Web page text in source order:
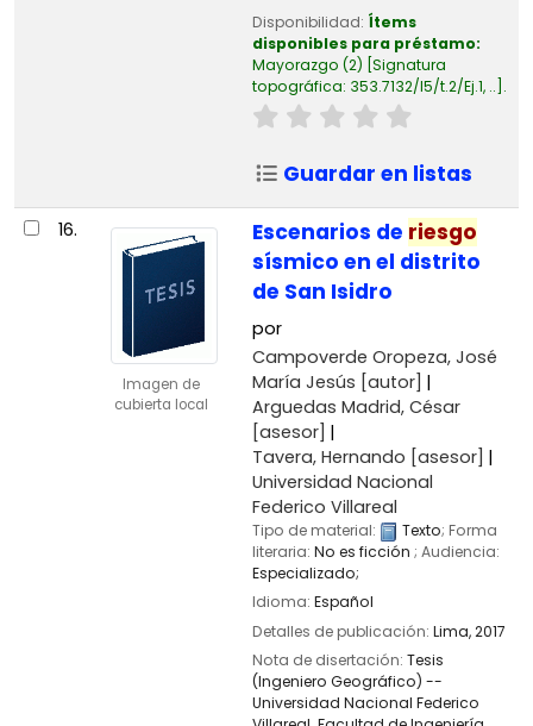
Disponibilidad: Ítems
disponibles para préstamo:
Mayorazgo (2) Signatura
topográfica: 353.7132/I5/t.2/Ej.1, .. .
Guardar en listas
16.
Imagen de
cubierta local
Escenarios de riesgo
sísmico en el distrito
de San Isidro
por
Campoverde Oropeza, José
María Jesús [autor]
Arguedas Madrid, César
[asesor]
Tavera, Hernando [asesor]
Universidad Nacional
Federico Villareal
Tipo de material: Texto; Forma
literaria: No es ficción ; Audiencia:
Especializado;
Idioma: Español
Detalles de publicación: Lima,2017
Nota de disertación: Tesis
(Ingeniero Geográfico) --
Universidad Nacional Federico